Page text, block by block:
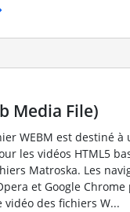
Media File)
WEBM est destiné
les vidéos HTML5
Matroska. Les
et Google
des fichiers W...